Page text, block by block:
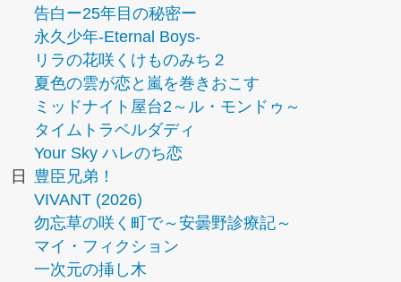
告白ー25年目の秘密ー
永久少年-Eternal Boys-
リラの花咲くけものみち２
夏色の雲が恋と嵐を巻きおこす
ミッドナイト屋台2～ル・モンドゥ～
タイムトラベルダディ
Your Sky ハレのち恋
日
豊臣兄弟！
VIVANT (2026)
勿忘草の咲く町で～安曇野診療記～
マイ・フィクション
一次元の挿し木